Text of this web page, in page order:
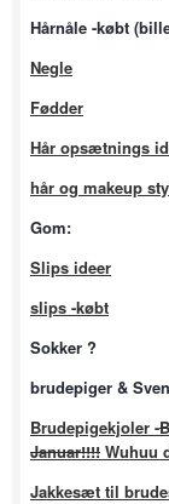
Hårnåle -købt
Negle
Fødder
Hår opsætnings
hår og makeup
Gom:
Slips ideer
slips -købt
Sokker ?
brudepiger &
Brudepigekjoler -
Januar!!!! Wuhuu
Jakkesæt til